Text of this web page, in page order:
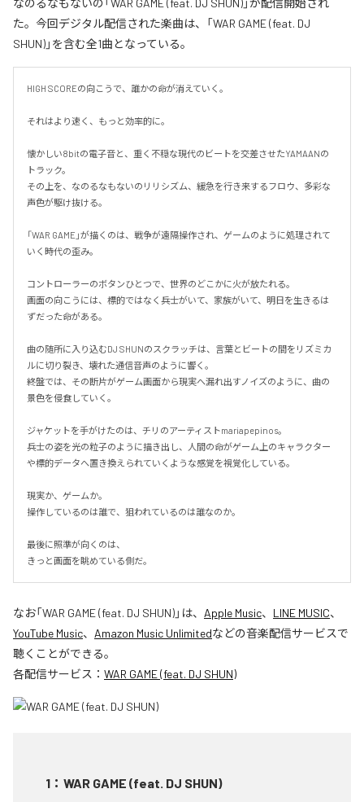
た。今回デジタル配信された楽曲は、「WAR GAME (feat. DJ
SHUN)」を含む全1曲となっている。
HIGH SCOREの向こうで、誰かの命が消えていく。
それはより速く、もっと効率的に。
懐かしい8bitの電子音と、重く不穏な現代のビートを交差させたYAMAANの
トラック。
その上を、なのるなもないのリリシズム、緩急を行き来するフロウ、多彩な
声色が駆け抜ける。
「WAR GAME」が描くのは、戦争が遠隔操作され、ゲームのように処理されて
いく時代の歪み。
コントローラーのボタンひとつで、世界のどこかに火が放たれる。
画面の向こうには、標的ではなく兵士がいて、家族がいて、明日を生きるは
ずだった命がある。
曲の随所に入り込むDJ SHUNのスクラッチは、言葉とビートの間をリズミカ
ルに切り裂き、壊れた通信音声のように響く。
終盤では、その断片がゲーム画面から現実へ漏れ出すノイズのように、曲の
景色を侵食していく。
ジャケットを手がけたのは、チリのアーティストmariapepinos。
兵士の姿を光の粒子のように描き出し、人間の命がゲーム上のキャラクター
や標的データへ置き換えられていくような感覚を視覚化している。
現実か、ゲームか。
操作しているのは誰で、狙われているのは誰なのか。
最後に照準が向くのは、
きっと画面を眺めている側だ。
なお「WAR GAME (feat. DJ SHUN)」は、 Apple Music、 LINE MUSIC、
YouTube Music、 Amazon Music Unlimitedなどの音楽配信サービスで
聴くことができる。
各配信サービス： WAR GAME (feat. DJ SHUN)
1 ： WAR GAME (feat. DJ SHUN)